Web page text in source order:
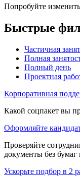
Попробуйте
Быстрые
Частичная
Полная
Полный день
Проектная
Корпоративная
Какой соцпакет вы
Оформляйте
Проверяйте
документы без
Ускорьте подбор в 2